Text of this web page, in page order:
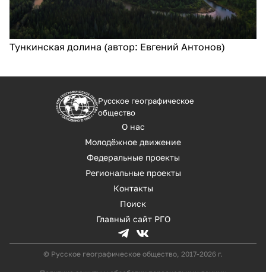
Тункинская долина (автор: Евгений Антонов)
Русское географическое
общество
О нас
Молодёжное движение
Федеральные проекты
Региональные проекты
Контакты
Поиск
Главный сайт РГО
© Русское географическое общество, 2017-2026 г.